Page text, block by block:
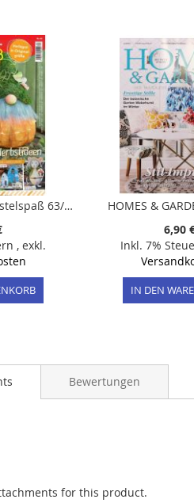
Mein Deko- und Bastelspaß 63/2026
, exkl.
HOMES &
6,90
Inkl. 7%
IN DEN
for this product.
Bewertungen